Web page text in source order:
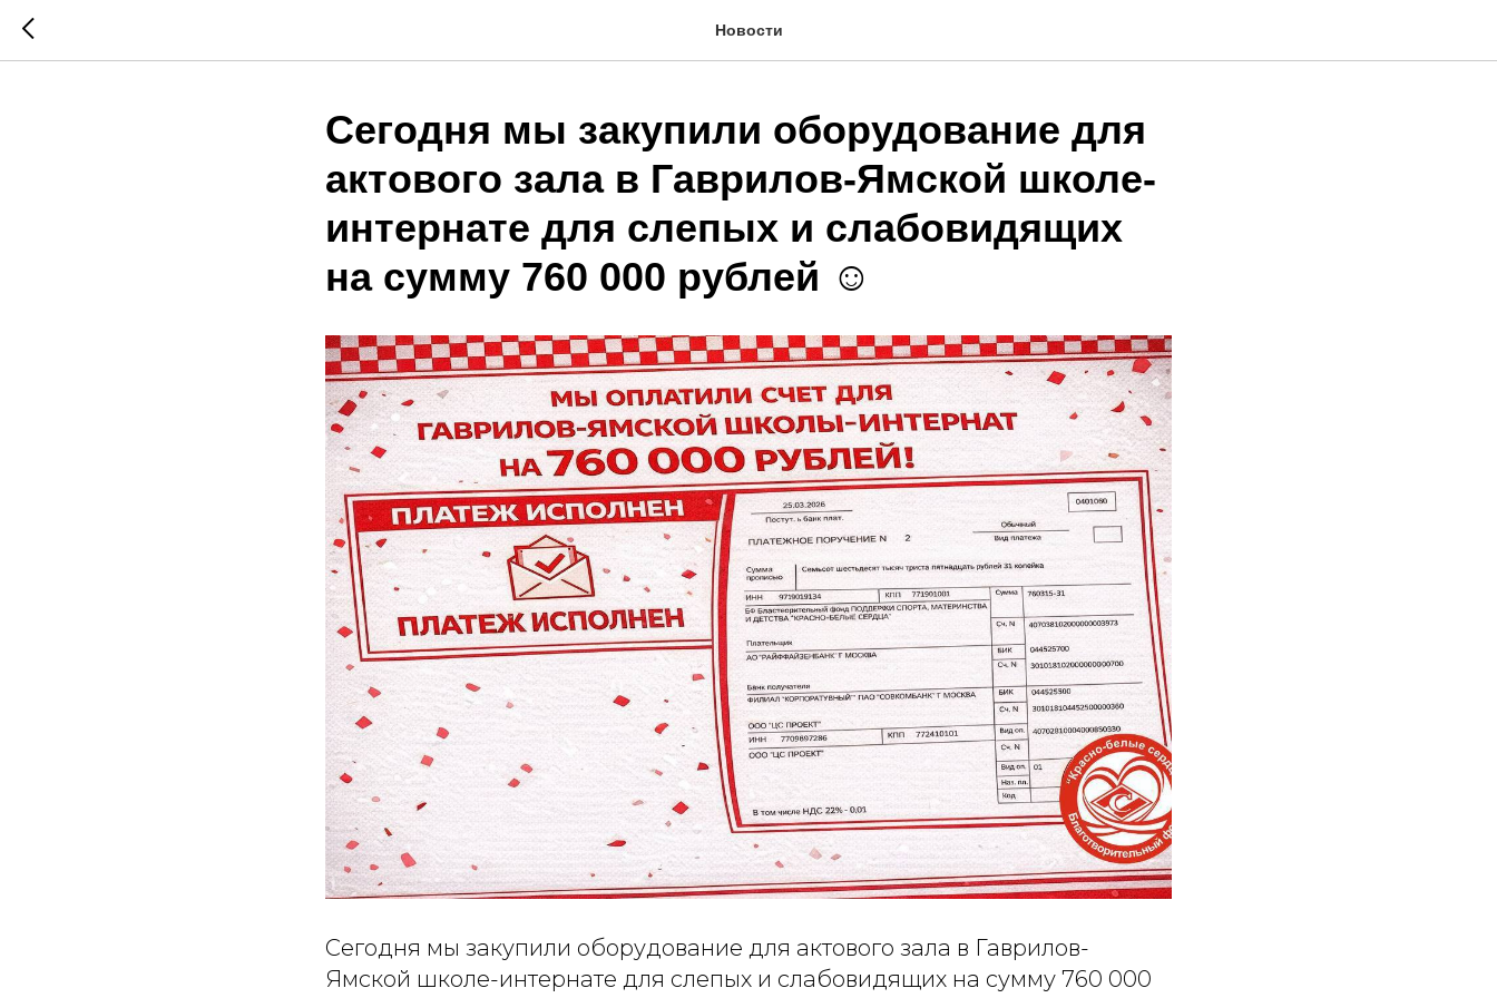
Новости
Сегодня мы закупили оборудование для
актового зала в Гаврилов-Ямской школе-
интернате для слепых и слабовидящих
на сумму 760 000 рублей ☺️
Сегодня мы закупили оборудование для актового зала в Гаврилов-
Ямской школе-интернате для слепых и слабовидящих на сумму 760 000